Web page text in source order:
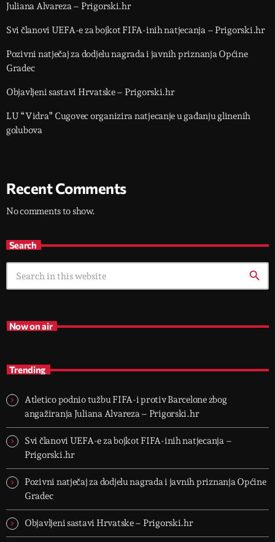
Juliana Alvareza – Prigorski.hr
Svi članovi UEFA-e za bojkot FIFA-inih natjecanja – Prigorski.hr
Pozivni natječaj za dodjelu nagrada i javnih priznanja Općine
Gradec
Objavljeni sastavi Hrvatske – Prigorski.hr
LU “Vidra” Cugovec organizira natjecanje u gađanju glinenih
golubova
Recent Comments
No comments to show.
Search
search
Now on air
Trending
Atletico podnio tužbu FIFA-i protiv Barcelone zbog
angažiranja Juliana Alvareza – Prigorski.hr
Svi članovi UEFA-e za bojkot FIFA-inih natjecanja –
Prigorski.hr
Pozivni natječaj za dodjelu nagrada i javnih priznanja Općine
Gradec
Objavljeni sastavi Hrvatske – Prigorski.hr